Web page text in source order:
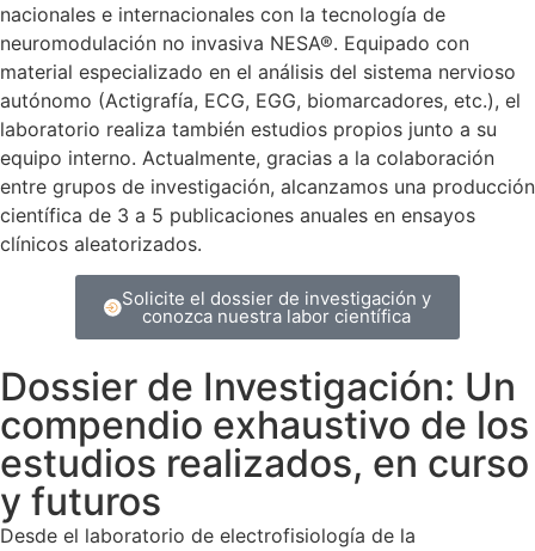
nacionales e internacionales con la tecnología de
neuromodulación no invasiva NESA®. Equipado con
material especializado en el análisis del sistema nervioso
autónomo (Actigrafía, ECG, EGG, biomarcadores, etc.), el
laboratorio realiza también estudios propios junto a su
equipo interno. Actualmente, gracias a la colaboración
entre grupos de investigación, alcanzamos una producción
científica de 3 a 5 publicaciones anuales en ensayos
clínicos aleatorizados.
Solicite el dossier de investigación y
conozca nuestra labor científica
Dossier de Investigación: Un
compendio exhaustivo de los
estudios realizados, en curso
y futuros
Desde el laboratorio de electrofisiología de la